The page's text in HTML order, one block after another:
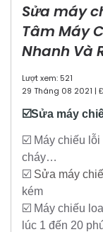
Sửa máy
Tâm Máy
Nhanh Và
Lượt xem: 521
29 Tháng 08 2021 |
☑️Sửa máy
☑️ Máy chiếu lỗi
cháy…
☑️ Sửa máy
kém
☑️ Máy chiếu
lúc 1 đến 20